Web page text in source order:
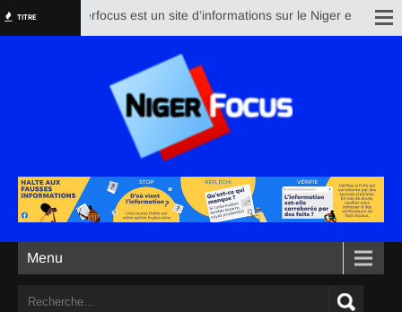
TITRE Nigerfocus est un site d’informations sur le Niger et le
Menu